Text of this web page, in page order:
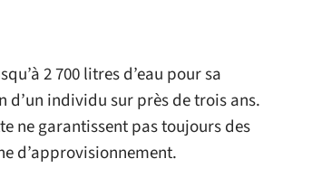
2 700 litres d’eau pour sa
individu sur près de trois ans.
ne garantissent pas toujours des
d’approvisionnement.